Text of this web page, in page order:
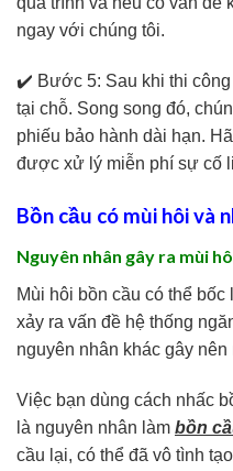
ngay với chúng tôi.
✔️ Bước 5: Sau khi thi công
tại chỗ. Song song đó,
phiếu bảo hành dài hạn.
được xử lý miễn phí sự cố
Bồn cầu có mùi hôi và
Nguyên nhân gây ra mùi
Mùi hôi bồn cầu có thể
xảy ra vấn đề hệ thống
nguyên nhân khác gây nên
Việc bạn dùng cách nhấc
là nguyên nhân làm bồn
cầu lại, có thể đã vô tình